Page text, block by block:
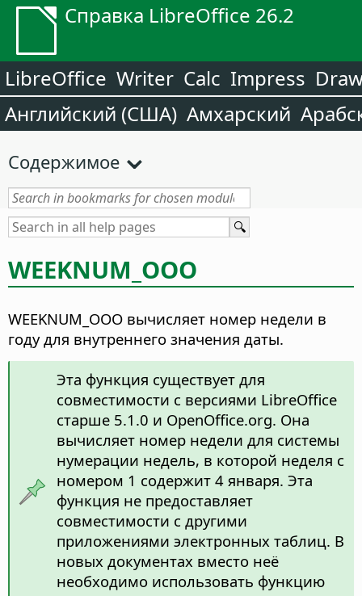
Справка LibreOffice 26.2
LibreOffice Writer Calc Impress
Английский (США) Амхарский
Содержимое
WEEKNUM_OOO
WEEKNUM_OOO вычисляет номер недели в
году для внутреннего значения даты.
Эта функция существует для
совместимости с версиями LibreOffice
старше 5.1.0 и OpenOffice.org. Она
вычисляет номер недели для системы
нумерации недель, в которой неделя с
номером 1 содержит 4 января. Эта
функция не предоставляет
совместимости с другими
приложениями электронных таблиц. В
новых документах вместо неё
необходимо использовать функцию